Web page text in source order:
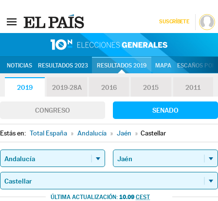
SUSCRÍBETE
NOTICIAS RESULTADOS 2023 RESULTADOS 2019 MAPA ESCAÑOS
2019 2019-28A 2016 2015 2011
CONGRESO SENADO
Estás en: Total España » Andalucía » Jaén » Castellar
ÚLTIMA ACTUALIZACIÓN: 10.09 CEST